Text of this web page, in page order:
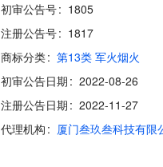
初审公告号
1805
注册公告号
1817
商标分类
第13类 军火烟火
初审公告日期
2022-08-26
注册公告日期
2022-11-27
代理机构
厦门叁玖叁科技有限